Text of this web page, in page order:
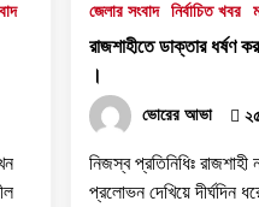
জেলার সংবাদ নির্বাচিত খবর
রাজশাহীতে ডাক্তার
।
ভোরের আভা
নিজস্ব প্রতিনিধিঃ
প্রলোভন দেখিয়ে দীর্ঘদিন